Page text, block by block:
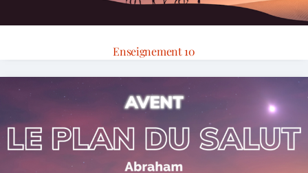
Enseignement 10